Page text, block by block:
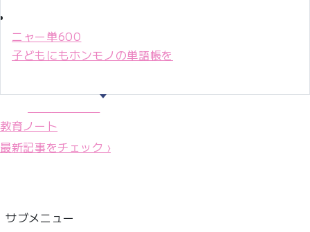
ニャー単600
子どもにもホンモノの単語帳を
教育ノート
最新記事をチェック ›
サブメニュー